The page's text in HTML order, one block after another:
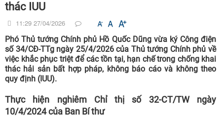
thác IUU
11:29 27/04/2026
Phó Thủ tướng Chính phủ Hồ Quốc Dũng vừa ký Công điện
số 34/CĐ-TTg ngày 25/4/2026 của Thủ tướng Chính phủ về
việc khắc phục triệt để các tồn tại, hạn chế trong chống khai
thác hải sản bất hợp pháp, không báo cáo và không theo
quy định (IUU).
Thực hiện nghiêm Chỉ thị số 32-CT/TW ngày
10/4/2024 của Ban Bí thư